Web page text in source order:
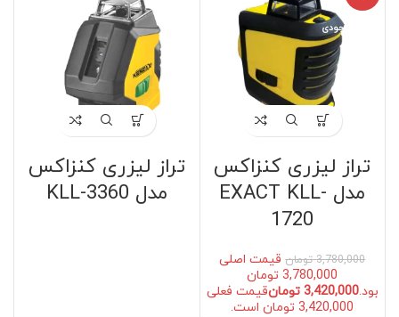
اتمام موجودی
تراز لیزری کنزاکس
مدل EXACT KLL-
1720
3,780,000 تومان قیمت اصلی
3,780,000 تومان
بود.3,420,000 تومانقیمت فعلی
3,420,000 تومان است.
تراز لیزری کنزاکس
مدل KLL-3360